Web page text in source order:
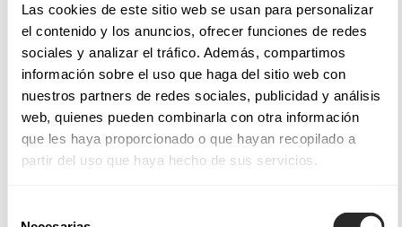
Las cookies de este sitio web se usan para personalizar
el contenido y los anuncios, ofrecer funciones de redes
sociales y analizar el tráfico. Además, compartimos
información sobre el uso que haga del sitio web con
nuestros partners de redes sociales, publicidad y análisis
web, quienes pueden combinarla con otra información
que les haya proporcionado o que hayan recopilado a
partir del uso que haya hecho de sus servicios.
und Applikationen versehen, die einen bewundernswerten
Stil hervorheben. Dabei kann es sich um
meerjungfrau
brautkleider mit geschnürtem Brust- und Taillenbereich
handeln, die den Körper zart und mit der richtigen Brise
Gewagtheit umhüllen.
In unseren Kollektionen an Brautkleidern Aire Atelier, Aire